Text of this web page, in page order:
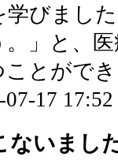
学びまし
」と、
とがで
17
ないまし